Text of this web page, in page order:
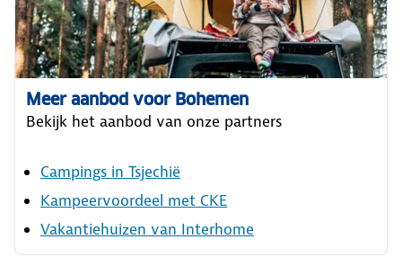
Meer aanbod voor Bohemen
Bekijk het aanbod van onze partners
Campings in Tsjechië
Kampeervoordeel met CKE
Vakantiehuizen van Interhome